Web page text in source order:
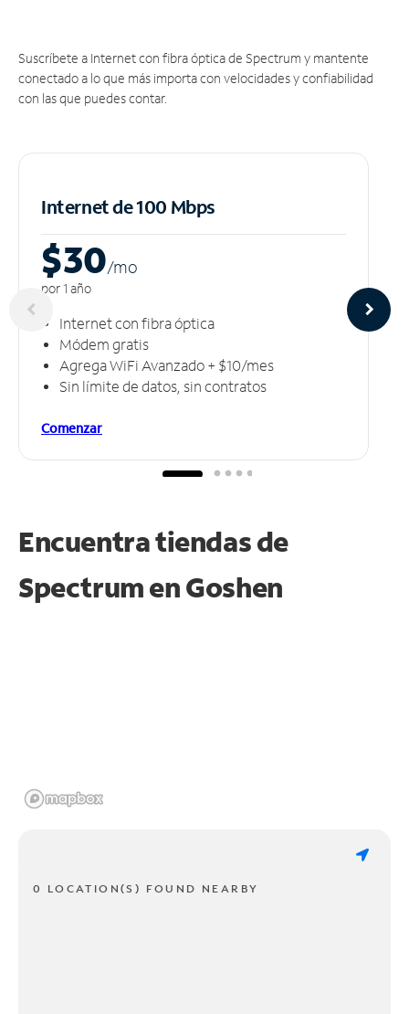
Suscríbete a Internet con fibra óptica de Spectrum y mantente
conectado a lo que más importa con velocidades y confiabilidad
con las que puedes contar.
Internet de 100 Mbps
$30/mo
por 1 año
Internet con fibra óptica
Módem gratis
Agrega WiFi Avanzado + $10/mes
Sin límite de datos, sin contratos
Comenzar
Encuentra tiendas de
Spectrum enGoshen
0 LOCATION(S) FOUND NEARBY